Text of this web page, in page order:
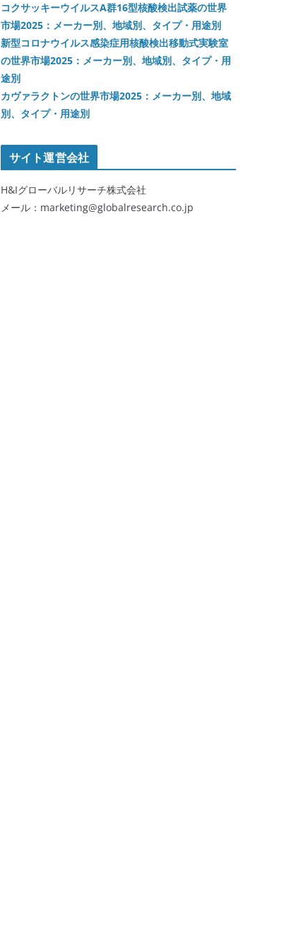
コクサッキーウイルスA群16型核酸検出試薬の世界
市場2025：メーカー別、地域別、タイプ・用途別
新型コロナウイルス感染症用核酸検出移動式実験室
の世界市場2025：メーカー別、地域別、タイプ・用
途別
カヴァラクトンの世界市場2025：メーカー別、地域
別、タイプ・用途別
サイト運営会社
H&Iグローバルリサーチ株式会社
メール：marketing@globalresearch.co.jp